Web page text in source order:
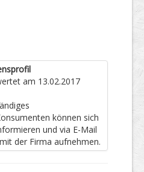
am 13.02.2017
können sich
und via E-Mail
der Firma aufnehmen.